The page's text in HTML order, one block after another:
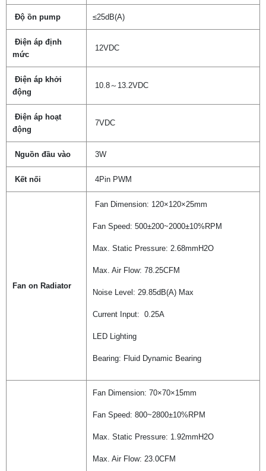
Độ ồn pump ≤25dB(A)
Điện áp định
mức
12VDC
Điện áp khởi
động
10.8～13.2VDC
Điện áp hoạt
động
7VDC
Nguồn đầu vào 3W
Kết nối 4Pin PWM
Fan on Radiator
Fan Dimension: 120×120×25mm
Fan Speed: 500±200~2000±10%RPM
Max. Static Pressure: 2.68mmH2O
Max. Air Flow: 78.25CFM
Noise Level: 29.85dB(A) Max
Current Input: 0.25A
LED Lighting
Bearing: Fluid Dynamic Bearing
Fan Dimension: 70×70×15mm
Fan Speed: 800~2800±10%RPM
Max. Static Pressure: 1.92mmH2O
Max. Air Flow: 23.0CFM